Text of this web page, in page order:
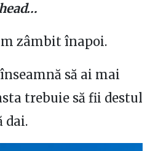
zâmbit înapoi.
să ai mai
trebuie să fii destul
dai.